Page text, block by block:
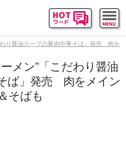
り醤油スープの豚肉中華そば」発売 肉を
メン”「こだわり醤油
ば」発売 肉をメイン
そばも